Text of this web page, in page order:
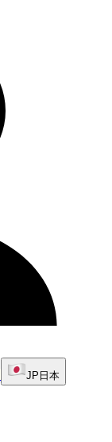
JP 日本